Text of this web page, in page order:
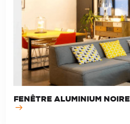
FENÊTRE ALUMINIUM NOIRE